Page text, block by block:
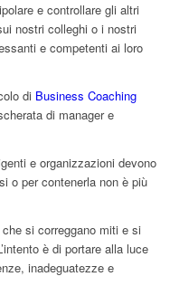
e controllare gli altri
nostri colleghi o i nostri
e competenti ai loro
di Business Coaching
di manager e
e organizzazioni devono
o per contenerla non è più
si correggano miti e si
è di portare alla luce
inadeguatezze e